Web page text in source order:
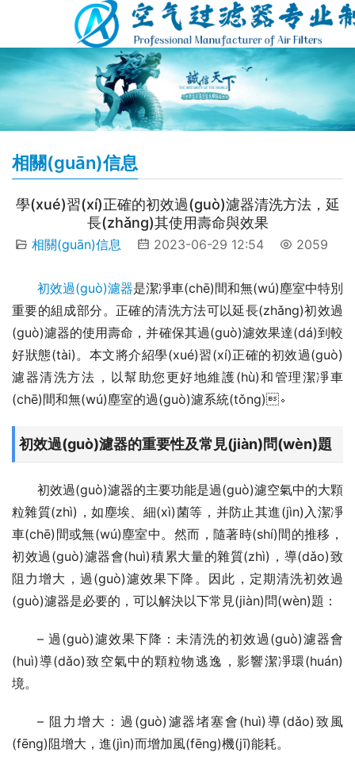
相關(guān)信息
學(xué)習(xí)正確的初效過(guò)濾器清洗方法，延
長(zhǎng)其使用壽命與效果
相關(guān)信息 2023-06-29 12:54 2059
初效過(guò)濾器是潔凈車(chē)間和無(wú)塵室中特別
重要的組成部分。正確的清洗方法可以延長(zhǎng)初效過
(guò)濾器的使用壽命，并確保其過(guò)濾效果達(dá)到較
好狀態(tài)。本文將介紹學(xué)習(xí)正確的初效過(guò)
濾器清洗方法，以幫助您更好地維護(hù)和管理潔凈車
(chē)間和無(wú)塵室的過(guò)濾系統(tǒng)。
初效過(guò)濾器的重要性及常見(jiàn)問(wèn)題
初效過(guò)濾器的主要功能是過(guò)濾空氣中的大顆
粒雜質(zhì)，如塵埃、細(xì)菌等，并防止其進(jìn)入潔凈
車(chē)間或無(wú)塵室中。然而，隨著時(shí)間的推移，
初效過(guò)濾器會(huì)積累大量的雜質(zhì)，導(dǎo)致
阻力增大，過(guò)濾效果下降。因此，定期清洗初效過
(guò)濾器是必要的，可以解決以下常見(jiàn)問(wèn)題：
– 過(guò)濾效果下降：未清洗的初效過(guò)濾器會
(huì)導(dǎo)致空氣中的顆粒物逃逸，影響潔凈環(huán)
境。
– 阻力增大：過(guò)濾器堵塞會(huì)導(dǎo)致風
(fēng)阻增大，進(jìn)而增加風(fēng)機(jī)能耗。